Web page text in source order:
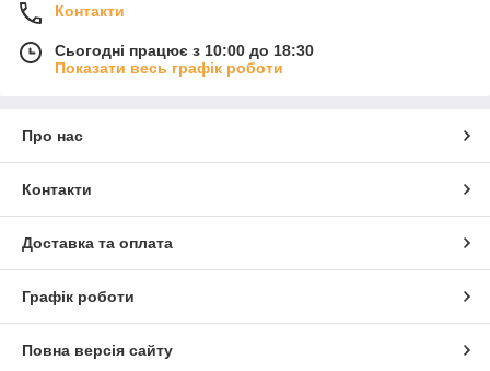
Контакти
Сьогодні працює з 10:00 до 18:30
Показати весь графік роботи
Про нас
Контакти
Доставка та оплата
Графік роботи
Повна версія сайту